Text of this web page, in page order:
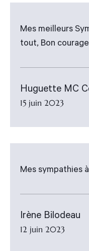
Mes meilleurs
tout, Bon
Huguette MC
15 juin 2023
Mes sympathies
Irène Bilodeau
12 juin 2023